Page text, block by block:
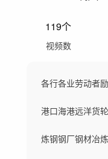
119个
视频数